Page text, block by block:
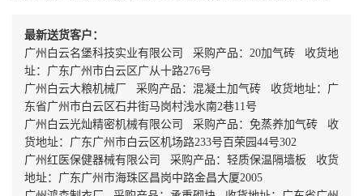
最新送货客户：
广州白云名堡科技实业有限公司 采购产品：20加气砖 收货地
址：广东广州市白云区广从十路276号
广州白云大粮机械厂 采购产品：混凝土加气砖 收货地址：广
东省广州市白云区石井街马岗村浅水南2巷11号
广州白云光灿精密机械有限公司 采购产品：免蒸养加气砖 收
货地址：广东广州市白云区机场路233号百荣园44号302
广州红医保健器械有限公司 采购产品：轻质保温隔墙板 收货
地址：广东广州市海珠区昌岗中路金昌大厦2005